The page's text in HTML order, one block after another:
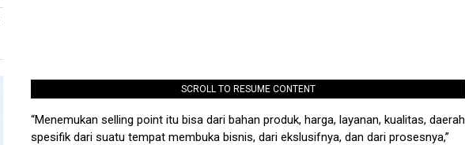
SCROLL TO RESUME CONTENT
“Menemukan selling point itu bisa dari bahan produk, harga, layanan, kualitas, daerah
spesifik dari suatu tempat membuka bisnis, dari ekslusifnya, dan dari prosesnya,”